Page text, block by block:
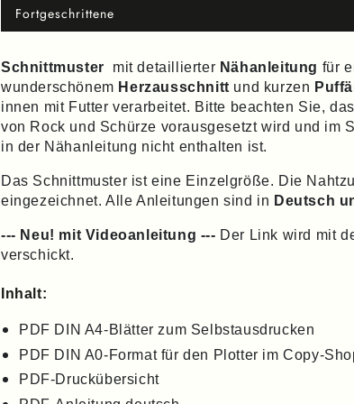
Fortgeschrittene
Variante
ausverkauft
verfügbar
Schnittmuster mit detaillierter Nähanleitung für
wunderschönem Herzausschnitt und kurzen
innen mit Futter verarbeitet. Bitte beachten Sie,
von Rock und Schürze vorausgesetzt wird und im
in der Nähanleitung nicht enthalten ist.
Das Schnittmuster ist eine Einzelgröße. Die
eingezeichnet. Alle Anleitungen sind in Deutsch
--- Neu! mit Videoanleitung --- Der Link wird mit
verschickt.
Inhalt:
PDF DIN A4-Blätter zum Selbstausdrucken
PDF DIN A0-Format für den Plotter im Copy-
PDF-Druckübersicht